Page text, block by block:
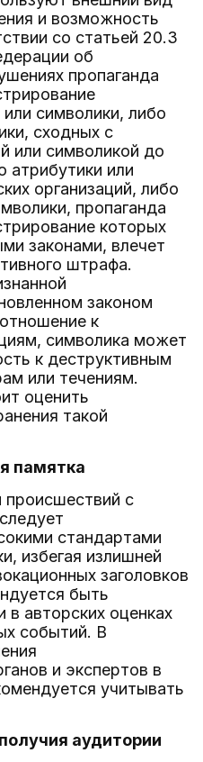
и возможность
со статьей 20.3
об
пропаганда
символики, либо
сходных с
или символикой до
атрибутики или
организаций, либо
пропаганда
которых
законами, влечет
штрафа.
законом
к
символика может
к деструктивным
или течениям.
оценить
такой
памятка
с
стандартами
избегая излишней
заголовков
быть
в авторских оценках
событий. В
и экспертов в
учитывать
аудитории